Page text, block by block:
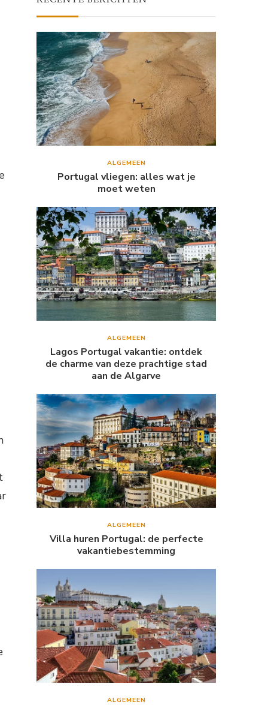
ALGEMEEN
Portugal vliegen: alles wat je
moet weten
ALGEMEEN
Lagos Portugal vakantie: ontdek
de charme van deze prachtige stad
aan de Algarve
ALGEMEEN
Villa huren Portugal: de perfecte
vakantiebestemming
ALGEMEEN